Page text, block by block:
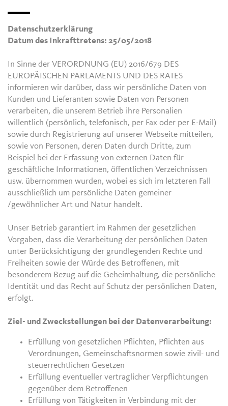
Datenschutzerklärung
Datum des Inkrafttretens: 25/05/2018
In Sinne der VERORDNUNG (EU) 2016/679 DES
EUROPÄISCHEN PARLAMENTS UND DES RATES
informieren wir darüber, dass wir persönliche Daten von
Kunden und Lieferanten sowie Daten von Personen
verarbeiten, die unserem Betrieb ihre Personalien
willentlich (persönlich, telefonisch, per Fax oder per E-Mail)
sowie durch Registrierung auf unserer Webseite mitteilen,
sowie von Personen, deren Daten durch Dritte, zum
Beispiel bei der Erfassung von externen Daten für
geschäftliche Informationen, öffentlichen Verzeichnissen
usw. übernommen wurden, wobei es sich im letzteren Fall
ausschließlich um persönliche Daten gemeiner
/gewöhnlicher Art und Natur handelt.
Unser Betrieb garantiert im Rahmen der gesetzlichen
Vorgaben, dass die Verarbeitung der persönlichen Daten
unter Berücksichtigung der grundlegenden Rechte und
Freiheiten sowie der Würde des Betroffenen, mit
besonderem Bezug auf die Geheimhaltung, die persönliche
Identität und das Recht auf Schutz der persönlichen Daten,
erfolgt.
Ziel- und Zweckstellungen bei der Datenverarbeitung:
Erfüllung von gesetzlichen Pflichten, Pflichten aus
Verordnungen, Gemeinschaftsnormen sowie zivil- und
steuerrechtlichen Gesetzen
Erfüllung eventueller vertraglicher Verpflichtungen
gegenüber dem Betroffenen
Erfüllung von Tätigkeiten in Verbindung mit der